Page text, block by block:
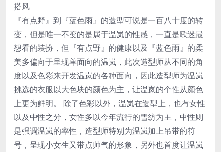
搭风
『有点野』到『蓝色雨』的造型可说是一百八十度的转
变，但是唯一不变的是属于温岚的性感，一直是歌迷最
想看的装扮，但『有点野』的健康以及『蓝色雨』的柔
美多偏向于呈现单面向的温岚，此次造型师从不同的角
度以及色彩来开发温岚的各种面向，因此造型师为温岚
挑选的衣服以大色块的颜色为主，让温岚的个性从颜色
上更为鲜明。 除了色彩以外，温岚在造型上，也有女性
以及中性之分，女性多以今年流行的雪纺为主，中性则
是强调温岚的率性，造型师特别为温岚加上吊带的符
号，呈现小女生又带点帅气的形象，另外也首度让温岚